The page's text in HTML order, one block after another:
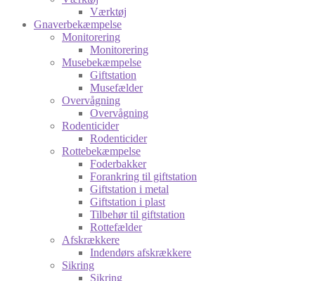
Værktøj
Gnaverbekæmpelse
Monitorering
Monitorering
Musebekæmpelse
Giftstation
Musefælder
Overvågning
Overvågning
Rodenticider
Rodenticider
Rottebekæmpelse
Foderbakker
Forankring til giftstation
Giftstation i metal
Giftstation i plast
Tilbehør til giftstation
Rottefælder
Afskrækkere
Indendørs afskrækkere
Sikring
Sikring